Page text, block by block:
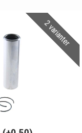
2 varianter